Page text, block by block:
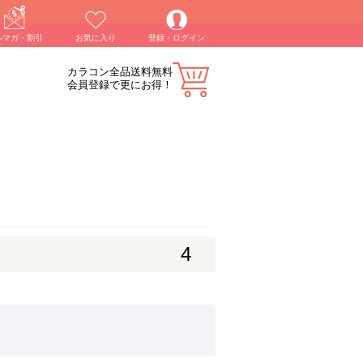
マガ・割引 お気に入り 登録・ログイン
カラコン全品送料無料
会員登録で更にお得！
4